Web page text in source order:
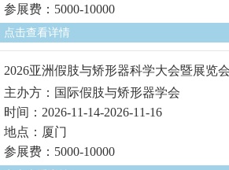
参展费：5000-10000
点击查看详情
2026亚洲假肢与矫形器科学大会暨展览会
主办方：国际假肢与矫形器学会
时间：2026-11-14-2026-11-16
地点：厦门
参展费：5000-10000